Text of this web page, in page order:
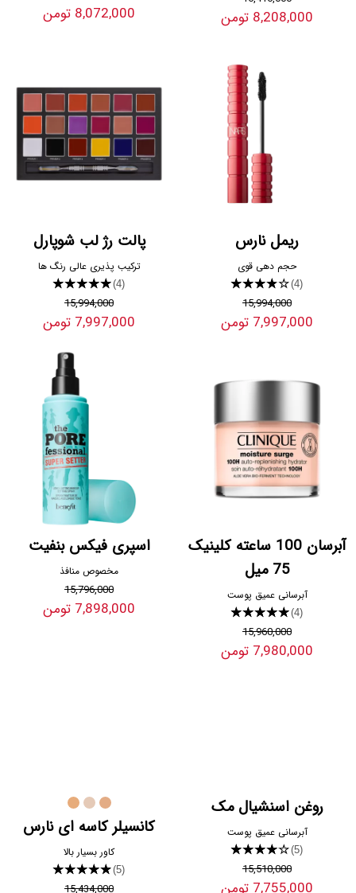
8,208,000 تومن 8,072,000 تومن
ریمل نارس
حجم دهی قوی
★★★★★(4)
15,994,000
7,997,000 تومن
پالت رژ لب شوپارل
ترکیب پذیری عالی رنگ ها
★★★★★(4)
15,994,000
7,997,000 تومن
آبرسان 100 ساعته کلینیک
75 میل
آبرسانی عمیق پوست
★★★★★(4)
15,960,000
7,980,000 تومن
اسپری فیکس بنفیت
مخصوص منافذ
15,796,000
7,898,000 تومن
روغن اسنشیال مک
آبرسانی عمیق پوست
★★★★★(5)
15,510,000
کانسیلر کاسه ای نارس
کاور بسیار بالا
★★★★★(5)
15,434,000